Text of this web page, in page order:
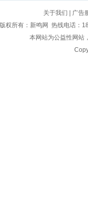
关于我们 广告
版权所有：新鸣网 热线电话：
本网站为公益性网站